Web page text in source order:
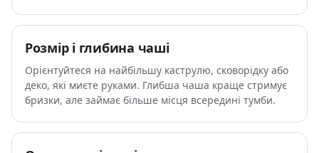
Розмір і глибина чаші
Орієнтуйтеся на найбільшу каструлю, сковорідку або
деко, які миєте руками. Глибша чаша краще стримує
бризки, але займає більше місця всередині тумби.